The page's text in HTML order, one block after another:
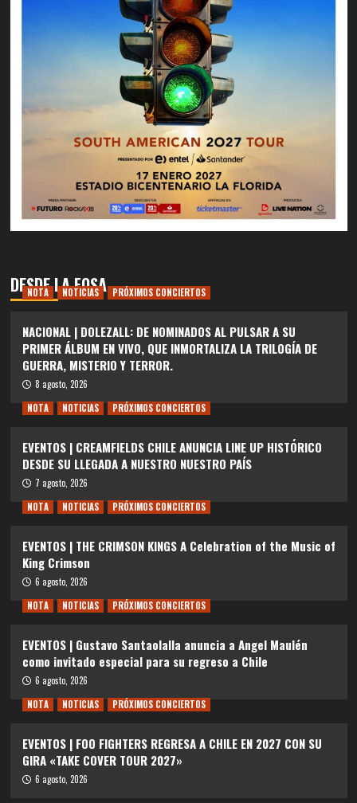
DESDE LA FOSA
NOTA NOTICIAS PRÓXIMOS CONCIERTOS
NACIONAL | DOLEZALL: DE NOMINADOS AL PULSAR A SU
PRIMER ÁLBUM EN VIVO, QUE INMORTALIZA LA TRILOGÍA DE
GUERRA, MISTERIO Y TERROR.
8 agosto, 2026
NOTA
NOTICIAS PRÓXIMOS CONCIERTOS
EVENTOS | CREAMFIELDS CHILE ANUNCIA LINE UP HISTÓRICO
DESDE SU LLEGADA A NUESTRO NUESTRO PAÍS
7 agosto, 2026
NOTA
NOTICIAS PRÓXIMOS CONCIERTOS
EVENTOS | THE CRIMSON KINGS A Celebration of the Music of
King Crimson
6 agosto, 2026
NOTA
NOTICIAS PRÓXIMOS CONCIERTOS
EVENTOS | Gustavo Santaolalla anuncia a Angel Maulén
como invitado especial para su regreso a Chile
6 agosto, 2026
NOTA
NOTICIAS PRÓXIMOS CONCIERTOS
EVENTOS | FOO FIGHTERS REGRESA A CHILE EN 2027 CON SU
GIRA «TAKE COVER TOUR 2027»
6 agosto, 2026